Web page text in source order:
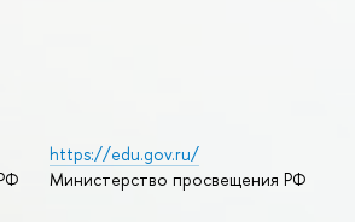
https://edu.gov.ru/
Министерство просвещения РФ